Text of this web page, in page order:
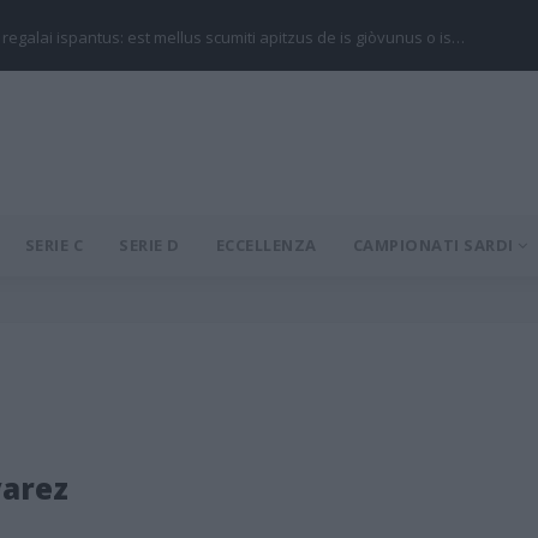
regalai ispantus: est mellus scumiti apitzus de is giòvunus o is…
SERIE C SERIE D ECCELLENZA CAMPIONATI SARDI